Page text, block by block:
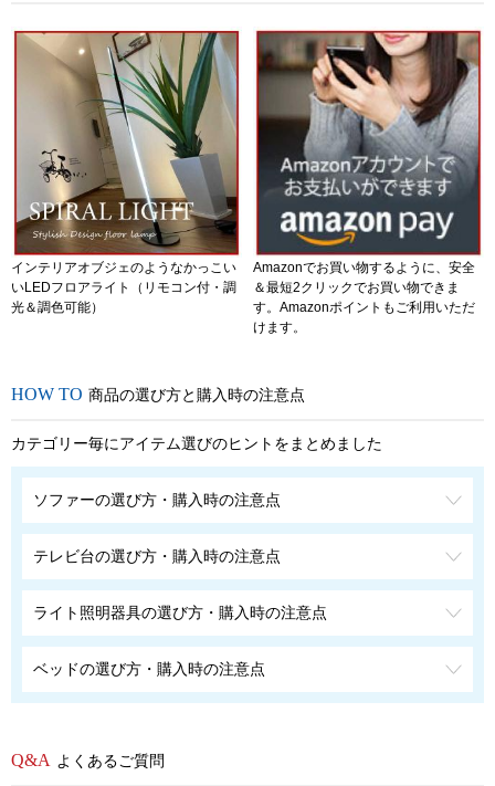
インテリアオブジェのようなかっこい
いLEDフロアライト（リモコン付・調
光＆調色可能）
Amazonでお買い物するように、安全
＆最短2クリックでお買い物できま
す。Amazonポイントもご利用いただ
けます。
商品の選び方と購入時の注意点
カテゴリー毎にアイテム選びのヒントをまとめました
ソファーの選び方・購入時の注意点
テレビ台の選び方・購入時の注意点
ライト照明器具の選び方・購入時の注意点
ベッドの選び方・購入時の注意点
よくあるご質問